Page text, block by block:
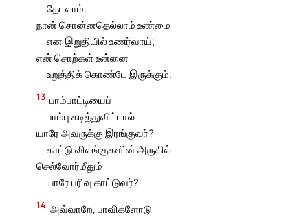
தேடலாம்.
நான் சொன்னதெல்லாம் உண்மை
என இறுதியில் உணர்வாய்;
என் சொற்கள் உன்னை
உறுத்திக் கொண்டே இருக்கும்.
13 பாம்பாட்டியைப்
பாம்பு கடித்துவிட்டால்
யாரே அவருக்கு இரங்குவர்?
காட்டு விலங்குகளின் அருகில்
செல்வோர்மீதும்
யாரே பரிவு காட்டுவர்?
14 அவ்வாறே, பாவிகளோடு